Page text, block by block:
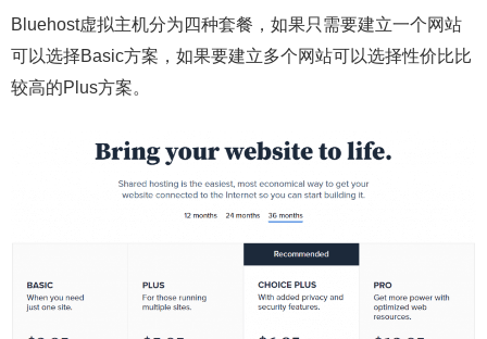
Bluehost虚拟主机分为四种套餐，如果只需要建立一个网站
可以选择Basic方案，如果要建立多个网站可以选择性价比比
较高的Plus方案。